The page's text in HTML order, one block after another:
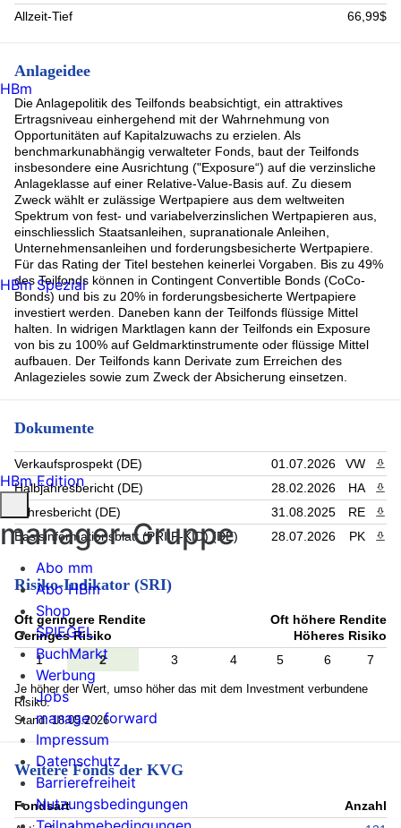
Allzeit-Tief
66,99$
Anlageidee
Die Anlagepolitik des Teilfonds beabsichtigt, ein attraktives
Ertragsniveau einhergehend mit der Wahrnehmung von
Opportunitäten auf Kapitalzuwachs zu erzielen. Als
benchmarkunabhängig verwalteter Fonds, baut der Teilfonds
insbesondere eine Ausrichtung ("Exposure“) auf die verzinsliche
Anlageklasse auf einer Relative-Value-Basis auf. Zu diesem
Zweck wählt er zulässige Wertpapiere aus dem weltweiten
Spektrum von fest- und variabelverzinslichen Wertpapieren aus,
einschliesslich Staatsanleihen, supranationale Anleihen,
Unternehmensanleihen und forderungsbesicherte Wertpapiere.
Für das Rating der Titel bestehen keinerlei Vorgaben. Bis zu 49%
des Teilfonds können in Contingent Convertible Bonds (CoCo-
Bonds) und bis zu 20% in forderungsbesicherte Wertpapiere
investiert werden. Daneben kann der Teilfonds flüssige Mittel
halten. In widrigen Marktlagen kann der Teilfonds ein Exposure
von bis zu 100% auf Geldmarktinstrumente oder flüssige Mittel
aufbauen. Der Teilfonds kann Derivate zum Erreichen des
Anlagezieles sowie zum Zweck der Absicherung einsetzen.
Dokumente
Verkaufsprospekt (DE) 01.07.2026 VW
Halbjahresbericht (DE)
28.02.2026 HA
Jahresbericht (DE)
31.08.2025 RE
Basisinformationsblatt (PRIIP-KID) (DE)
28.07.2026 PK
Risiko-Indikator (SRI)
Oft geringere Rendite
Geringes Risiko
Oft höhere Rendite
Höheres Risiko
1
2 3 4 5 6 7
Je höher der Wert, umso höher das mit dem Investment verbundene
Risiko.
Stand: 18.05.2026
Weitere Fonds der KVG
Fondsart
Anzahl
HBm
HBm Spezial
HBm Edition
manager-Gruppe
Abo mm
Abo HBm
Shop
SPIEGEL
BuchMarkt
Werbung
Jobs
manage › forward
Impressum
Datenschutz
Barrierefreiheit
Nutzungsbedingungen